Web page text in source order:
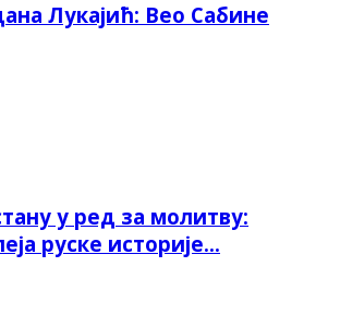
Лукајић: Вео Сабине
у ред за молитву:
руске историје...